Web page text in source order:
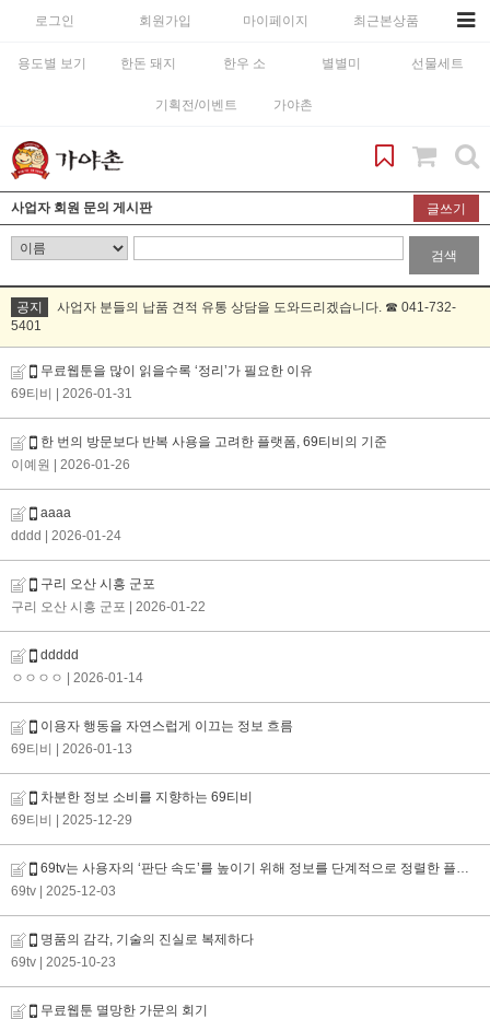
로그인 회원가입 마이페이지 최근본상품
용도별 보기 한돈 돼지 한우 소 별별미 선물세트
기획전/이벤트 가야촌
사업자 회원 문의 게시판 글쓰기
검색
공지
사업자 분들의 납품 견적 유통 상담을 도와드리겠습니다. ☎ 041-732-
5401
무료웹툰을 많이 읽을수록 ‘정리’가 필요한 이유
69티비
| 2026-01-31
한 번의 방문보다 반복 사용을 고려한 플랫폼, 69티비의 기준
이예원
| 2026-01-26
aaaa
dddd
| 2026-01-24
구리 오산 시흥 군포
구리 오산 시흥 군포
| 2026-01-22
ddddd
ㅇㅇㅇㅇ
| 2026-01-14
이용자 행동을 자연스럽게 이끄는 정보 흐름
69티비
| 2026-01-13
차분한 정보 소비를 지향하는 69티비
69티비
| 2025-12-29
69tv는 사용자의 ‘판단 속도’를 높이기 위해 정보를 단계적으로 정렬한 플랫폼이다
69tv
| 2025-12-03
명품의 감각, 기술의 진실로 복제하다
69tv
| 2025-10-23
무료웹툰 멸망한 가문의 회기